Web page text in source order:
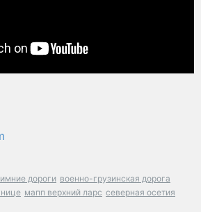
дороги военно-грузинская дорога
мапп верхний ларс северная осетия